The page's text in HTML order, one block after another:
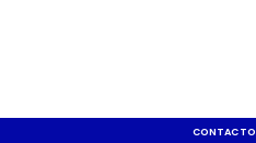
CONTACTO